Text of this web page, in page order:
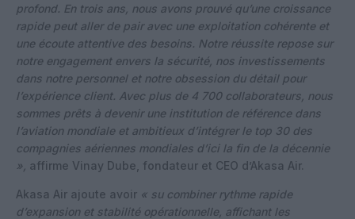
profond. En trois ans, nous avons prouvé qu’une croissance
rapide peut aller de pair avec une exploitation cohérente et
une écoute attentive des besoins. Notre réussite repose sur
notre engagement envers la sécurité, nos investissements
dans notre personnel et notre obsession du détail pour
l’expérience client. Avec plus de 4 700 collaborateurs, nous
sommes prêts à devenir une institution de référence dans
l’aviation mondiale et ambitieux d’intégrer le top 30 des
compagnies aériennes mondiales d’ici la fin de la décennie
», affirme Vinay Dube, fondateur et CEO d’Akasa Air.
Akasa Air ajoute avoir « su combiner rythme rapide
d’expansion et stabilité opérationnelle, affichant les